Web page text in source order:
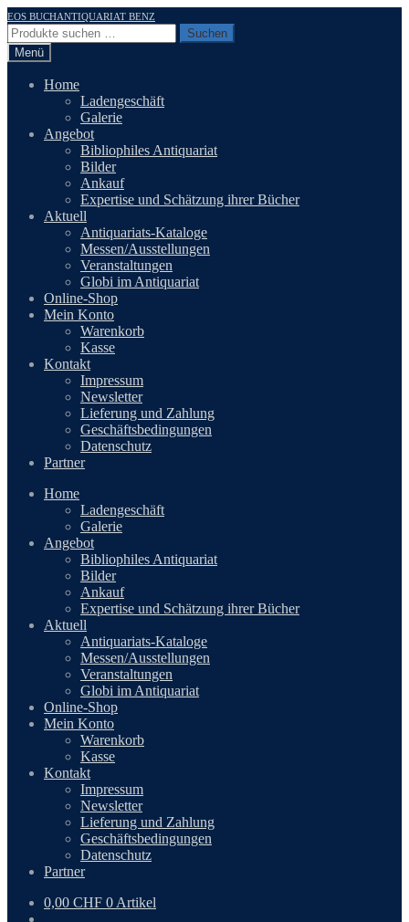
Zur
Navigation
springen
Zum
Inhalt
springen
EOS BUCHANTIQUARIAT BENZ
Suchen
nach:
Suchen
Menü
Home
Ladengeschäft
Galerie
Angebot
Bibliophiles Antiquariat
Bilder
Ankauf
Expertise und Schätzung ihrer Bücher
Aktuell
Antiquariats-Kataloge
Messen/Ausstellungen
Veranstaltungen
Globi im Antiquariat
Online-Shop
Mein Konto
Warenkorb
Kasse
Kontakt
Impressum
Newsletter
Lieferung und Zahlung
Geschäftsbedingungen
Datenschutz
Partner
Home
Ladengeschäft
Galerie
Angebot
Bibliophiles Antiquariat
Bilder
Ankauf
Expertise und Schätzung ihrer Bücher
Aktuell
Antiquariats-Kataloge
Messen/Ausstellungen
Veranstaltungen
Globi im Antiquariat
Online-Shop
Mein Konto
Warenkorb
Kasse
Kontakt
Impressum
Newsletter
Lieferung und Zahlung
Geschäftsbedingungen
Datenschutz
Partner
0,00 CHF 0 Artikel